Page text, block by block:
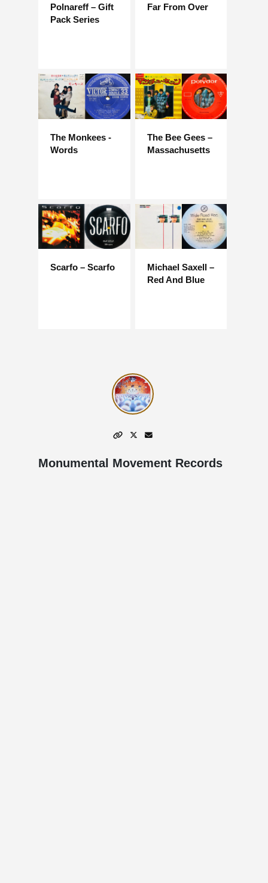
Polnareff – Gift
Pack Series
Far From Over
The Monkees -
Words
The Bee Gees –
Massachusetts
Scarfo – Scarfo
Michael Saxell –
Red And Blue
Monumental Movement Records